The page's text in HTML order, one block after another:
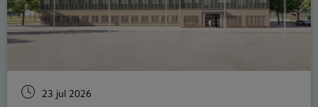
23 jul 2026